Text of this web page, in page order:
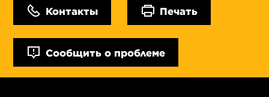
Контакты Печать
Сообщить о проблеме